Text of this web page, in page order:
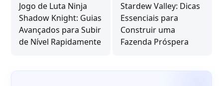
Jogo de Luta Ninja
Shadow Knight: Guias
Avançados para Subir
de Nível Rapidamente
Stardew Valley: Dicas
Essenciais para
Construir uma
Fazenda Próspera